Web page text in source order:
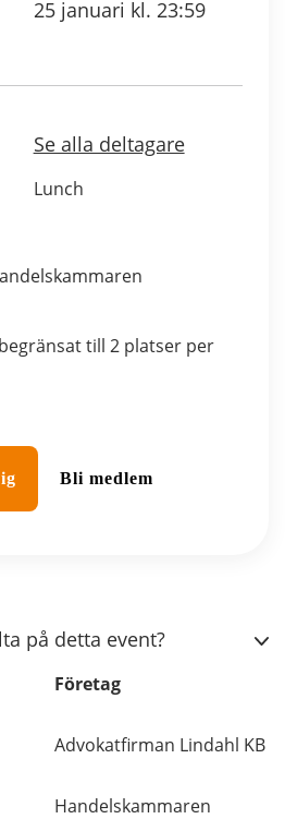
25 januari kl. 23:59
Se alla deltagare
Lunch
till 2 platser per
Bli medlem
på detta event?
Företag
Advokatfirman Lindahl KB
Handelskammaren